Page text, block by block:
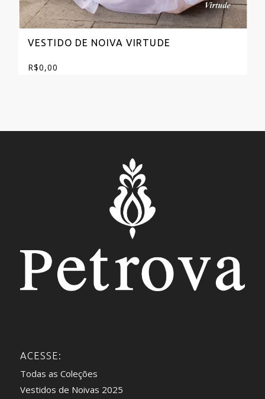
VESTIDO DE NOIVA VIRTUDE
R$0,00
ACESSE:
Todas as Coleções
Vestidos de Noivas 2025